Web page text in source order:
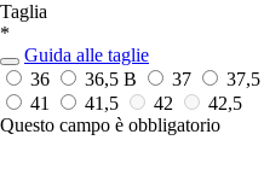
Taglia
*
Guida alle taglie
36
36,5 B 37 37,5
41
41,5 42
42,5
Questo campo è obbligatorio